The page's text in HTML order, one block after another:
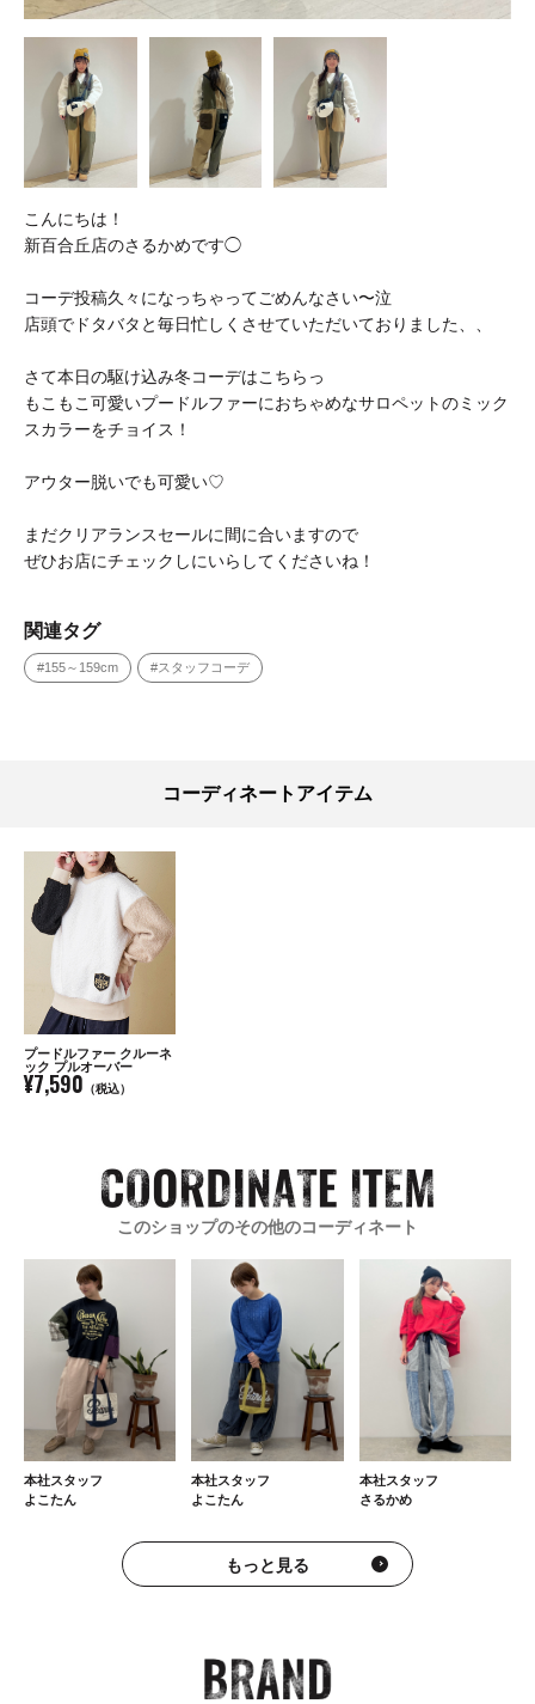
こんにちは！
新百合丘店のさるかめです◯
コーデ投稿久々になっちゃってごめんなさい〜泣
店頭でドタバタと毎日忙しくさせていただいておりました、、
さて本日の駆け込み冬コーデはこちらっ
もこもこ可愛いプードルファーにおちゃめなサロペットのミック
スカラーをチョイス！
アウター脱いでも可愛い♡
まだクリアランスセールに間に合いますので
ぜひお店にチェックしにいらしてくださいね！
関連タグ
#155～159cm #スタッフコーデ
コーディネートアイテム
プードルファー クルーネ
ック プルオーバー
¥7,590 （税込）
このショップのその他のコーディネート
本社スタッフ
よこたん
本社スタッフ
よこたん
本社スタッフ
さるかめ
もっと見る